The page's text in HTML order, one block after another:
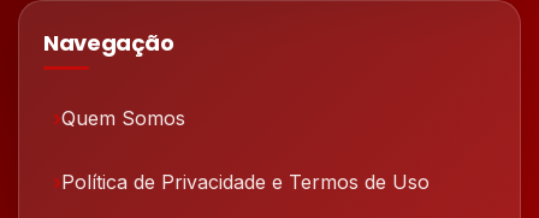
Navegação
Quem Somos
Política de Privacidade e Termos de Uso